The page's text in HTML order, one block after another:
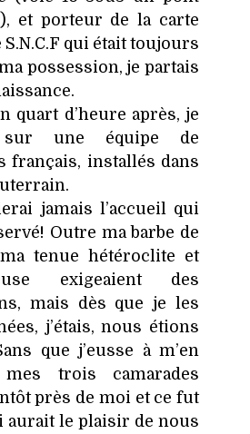
et porteur de la carte
qui était toujours
possession, je partais
quart d’heure après, je
sur une équipe de
français, installés dans
jamais l’accueil qui
Outre ma barbe de
tenue hétéroclite et
exigeaient des
mais dès que je les
j’étais, nous étions
que j’eusse à m’en
mes trois camarades
près de moi et ce fut
aurait le plaisir de nous